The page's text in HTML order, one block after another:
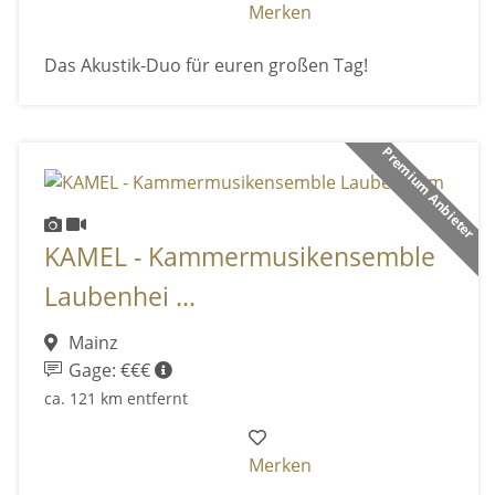
Merken
Das Akustik-Duo für euren großen Tag!
Premium Anbieter
KAMEL - Kammermusikensemble
Laubenhei ...
Mainz
Gage: €€€
ca. 121 km entfernt
Merken